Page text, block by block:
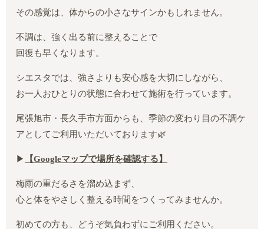
その感覚は、体からの小さなサインかもしれません。
不調は、強く出る前に整えることで
回復も早くなります。
シエスタでは、強さよりも安心感を大切にしながら、
お一人おひとりの状態に合わせて施術を行っています。
尾張旭市・長久手市方面からも、季節の変わり目の不調ケ
アとしてご利用いただいております🌿
▶︎ 【Googleマップで場所を確認する】
梅雨の重だるさを溜め込まず、
心と体をやさしく整える時間をつくってみませんか。
初めての方も、どうぞ気負わずにご利用ください。